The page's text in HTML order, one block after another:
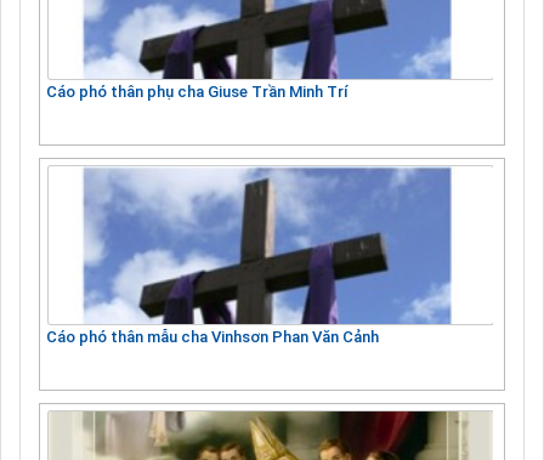
Cáo phó thân phụ cha Giuse Trần Minh Trí
Cáo phó thân mẫu cha Vinhsơn Phan Văn Cảnh